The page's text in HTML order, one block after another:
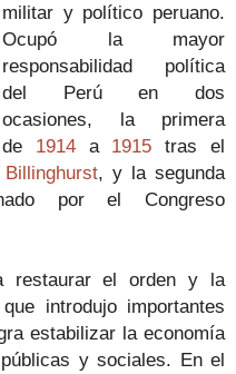
militar y político peruano.
Ocupó la mayor
responsabilidad política
del Perú en dos
ocasiones, la primera
de 1914a 1915 tras el
y la segunda
por el Congreso
restaurar el orden y la
introdujo importantes
estabilizar la economía
y sociales. En el